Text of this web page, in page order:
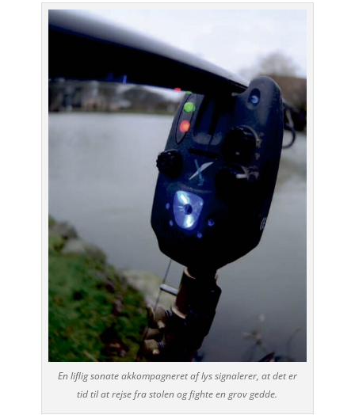
En liflig sonate akkompagneret af lys signalerer, at det er
tid til at rejse fra stolen og fighte en grov gedde.